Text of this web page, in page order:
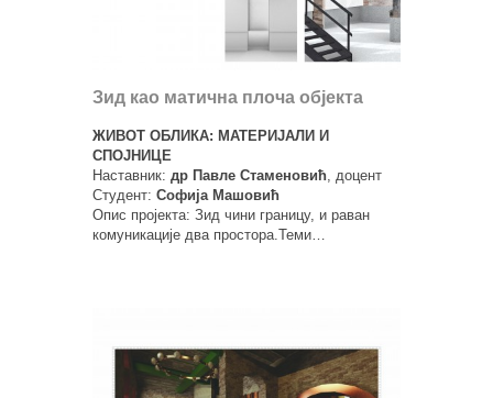
Зид као матична плоча објекта
ЖИВОТ ОБЛИКА: МАТЕРИЈАЛИ И
СПОЈНИЦЕ
Наставник: др Павле Стаменовић , доцент
Студент: Софија Машовић
Опис пројекта: Зид чини границу, и раван
комуникације два простора.Теми…